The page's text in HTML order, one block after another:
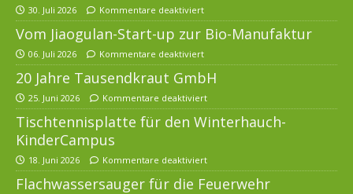
30. Juli 2026 Kommentare deaktiviert
Vom Jiaogulan-Start-up zur Bio-Manufaktur
06. Juli 2026 Kommentare deaktiviert
20 Jahre Tausendkraut GmbH
25. Juni 2026 Kommentare deaktiviert
Tischtennisplatte für den Winterhauch-
KinderCampus
18. Juni 2026 Kommentare deaktiviert
Flachwassersauger für die Feuerwehr